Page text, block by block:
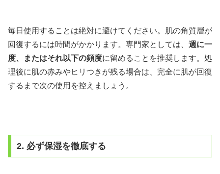
毎日使用することは絶対に避けてください。肌の角質層が
回復するには時間がかかります。専門家としては、 週に一
度、またはそれ以下の頻度に留めることを推奨します。処
理後に肌の赤みやヒリつきが残る場合は、完全に肌が回復
するまで次の使用を控えましょう。
2. 必ず保湿を徹底する